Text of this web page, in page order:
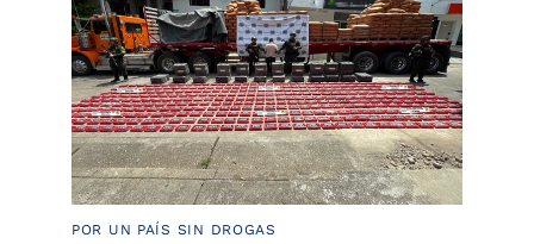
POR UN PAÍS SIN DROGAS